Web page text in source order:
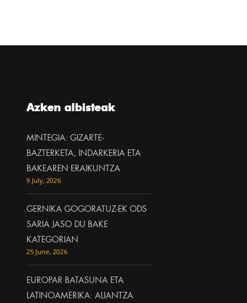
Azken albisteak
MINTEGIA: GIZARTE-
BAZTERKETA, INDARKERIA ETA
BAKEAREN ERAIKUNTZA
9 July, 2026
GERNIKA GOGORATUZ-EK ODS
SARIA JASO DU BAKE
KATEGORIAN
25 June, 2026
EUROPAR BATASUNA ETA
LATINOAMERIKA: ALIANTZA